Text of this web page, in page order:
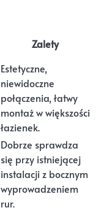
Zalety
Estetyczne,
niewidoczne
połączenia, łatwy
montaż w większości
łazienek.
Dobrze sprawdza
się przy istniejącej
instalacji z bocznym
wyprowadzeniem
rur.